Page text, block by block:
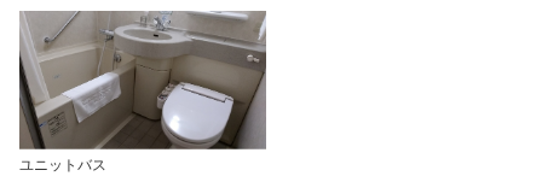
ユニットバス